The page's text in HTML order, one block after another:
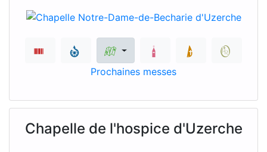
Prochaines messes
Chapelle de l'hospice d'Uzerche